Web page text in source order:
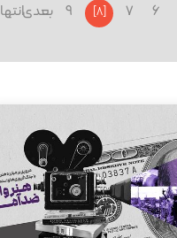
6
7
[8]
9 بعدیانتها